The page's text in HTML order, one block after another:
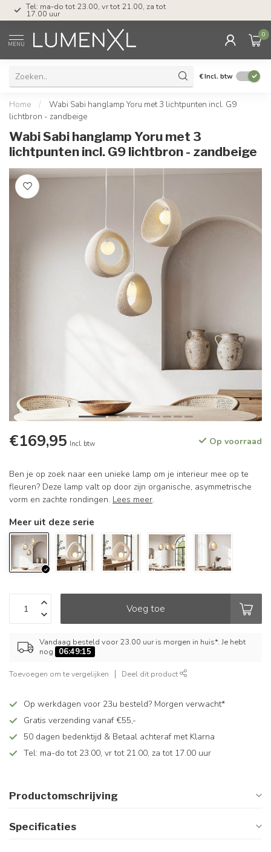
Tel: ma-do tot 23.00, vr tot 21.00, za tot
17.00 uur
MENU
0
€Incl. btw
Home /
Wabi Sabi hanglamp Yoru met 3 lichtpunten incl. G9
lichtbron - zandbeige
Wabi Sabi hanglamp Yoru met 3
lichtpunten incl. G9 lichtbron - zandbeige
€169,95 Incl. btw Op voorraad
Ben je op zoek naar een unieke lamp om je interieur mee op te
fleuren? Deze lamp valt op door zijn organische, asymmetrische
vorm en zachte rondingen. Lees meer.
Meer uit deze serie
Voeg toe
Vandaag besteld voor 23.00 uur is morgen in huis*. Je hebt
nog
06:49:15
Toevoegen om te vergelijken Deel dit product
Op werkdagen voor 23u besteld? Morgen verwacht*
Gratis verzending vanaf €55,-
50 dagen bedenktijd & Betaal achteraf met Klarna
Tel: ma-do tot 23.00, vr tot 21.00, za tot 17.00 uur
Productomschrijving
Specificaties